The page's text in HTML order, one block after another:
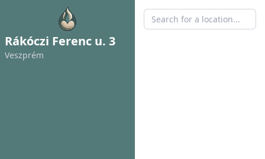
Rákóczi Ferenc u. 3
Veszprém